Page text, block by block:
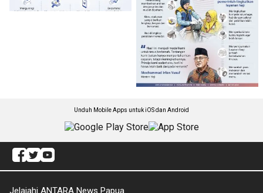
Unduh Mobile Apps untuk iOS dan Android
Jelajahi ANTARA News Papua